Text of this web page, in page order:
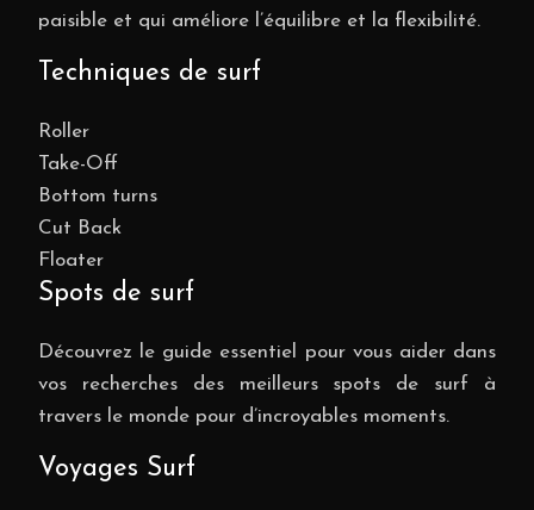
paisible et qui améliore l’équilibre et la flexibilité.
Techniques de surf
Roller
Take-Off
Bottom turns
Cut Back
Floater
Spots de surf
Découvrez le guide essentiel pour vous aider dans
vos recherches des meilleurs spots de surf à
travers le monde pour d’incroyables moments.
Voyages Surf